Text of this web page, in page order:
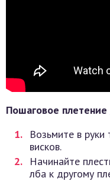
Пошаговое плетение
Возьмите в
висков.
Начинайте
лба к другому